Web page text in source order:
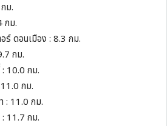
ม.
กม.
ร์ ดอนเมือง : 8.3 กม.
กม.
: 10.0 กม.
กม.
: 11.0 กม.
11.7 กม.